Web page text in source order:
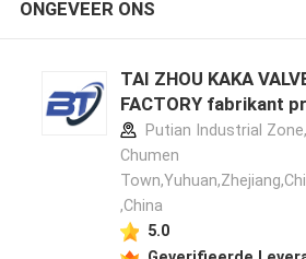
ONGEVEER ONS
TAI ZHOU KAKA
FACTORY fabrikant
Putian Industrial Zone,
Chumen
,China
5.0